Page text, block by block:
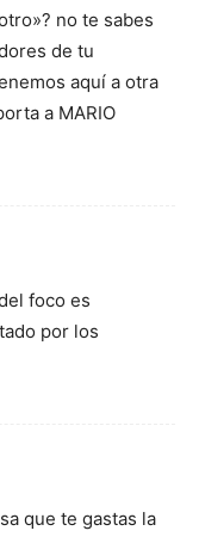
no te sabes
de tu
aquí a otra
a MARIO
foco es
por los
que te gastas la